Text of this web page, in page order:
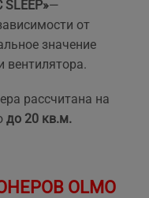
—
от
значение
вентилятора.
рассчитана на
до 20 кв.м.
OLMO